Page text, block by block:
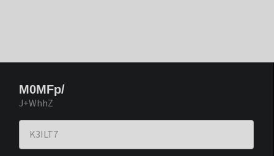
M0MFp/
J+WhhZ